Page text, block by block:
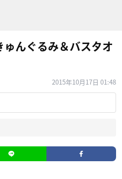
ゅんぐるみ＆バスタオ
2015年10月17日 01:48